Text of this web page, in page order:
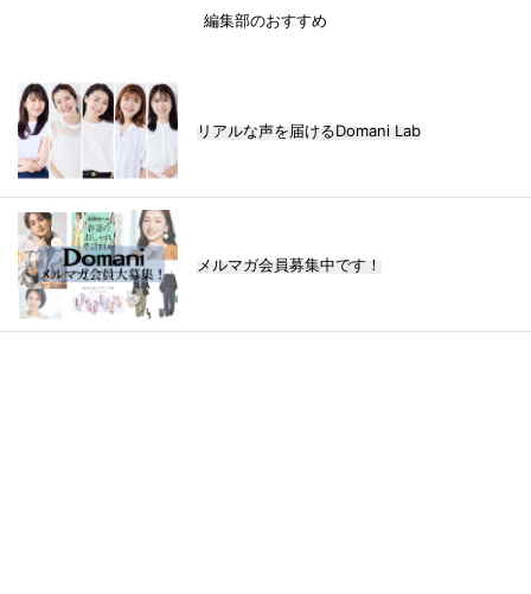
編集部のおすすめ
リアルな声を届けるDomani Lab
メルマガ会員募集中です！